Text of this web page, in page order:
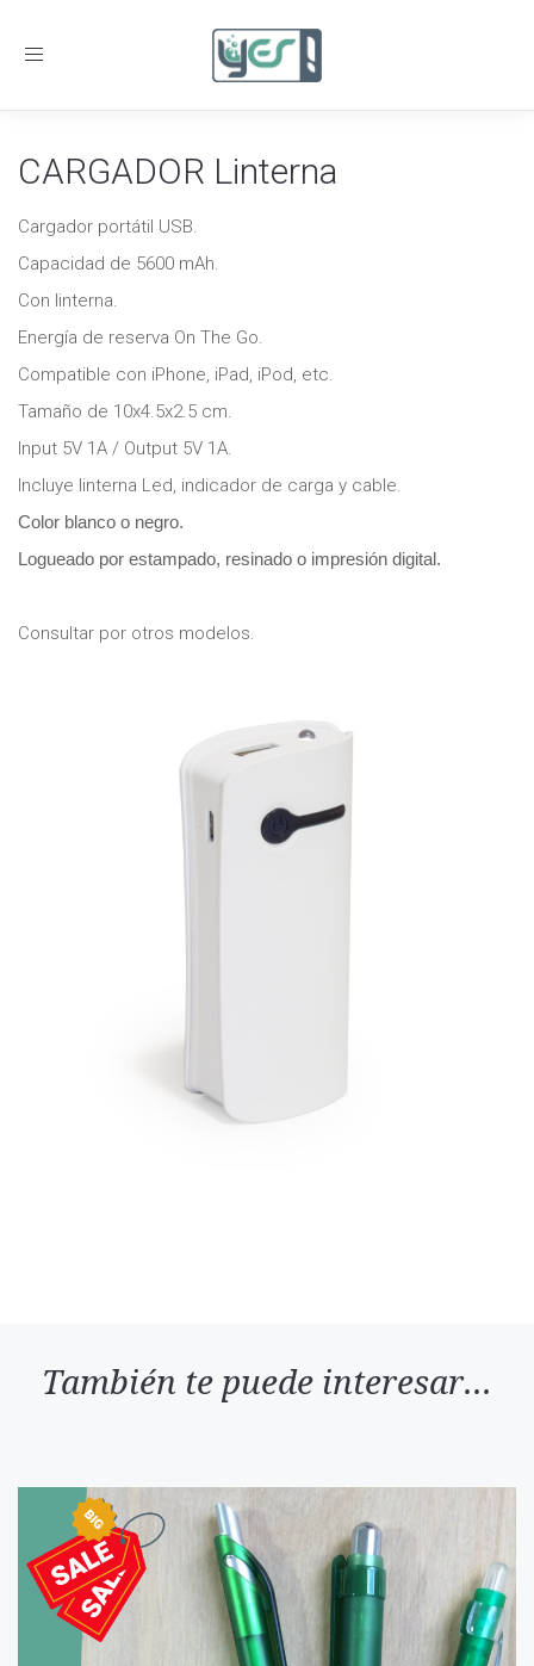
Toggle
CARGADOR Linterna
Cargador portátil USB.
Capacidad de 5600 mAh.
Con linterna.
Energía de reserva On The Go.
Compatible con iPhone, iPad, iPod, etc.
Tamaño de 10x4.5x2.5 cm.
Input 5V 1A / Output 5V 1A.
Incluye linterna Led, indicador de carga y cable.
Color blanco o negro.
Logueado por estampado, resinado o impresión digital.
Consultar por otros modelos.
También te puede interesar...